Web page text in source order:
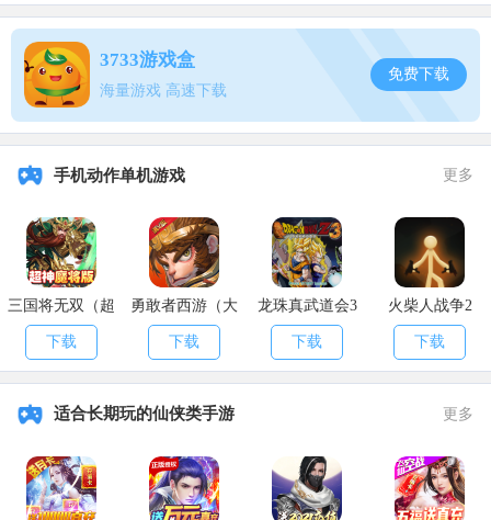
3733游戏盒
海量游戏 高速下载
免费下载
手机动作单机游戏 更多
三国将无双（超
神魔将版）
下载
勇敢者西游（大
乱斗）
下载
龙珠真武道会3
下载
火柴人战争2
下载
适合长期玩的仙侠类手游 更多